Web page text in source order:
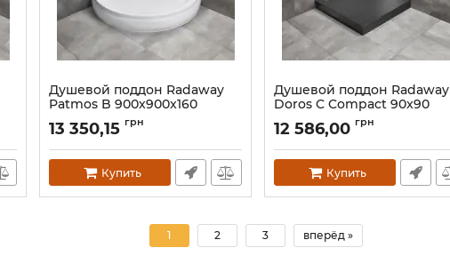
Душевой поддон Radaway
Patmos B 900x900x160
Артикул:4T99155-03
13 350,15 грн
Купить
Душевой поддон Radaway
Doros C Compact 90x90
Stone черный
Артикул:SDRC9090-05-54S
12 586,00 грн
Купить
1 2 3 вперёд »